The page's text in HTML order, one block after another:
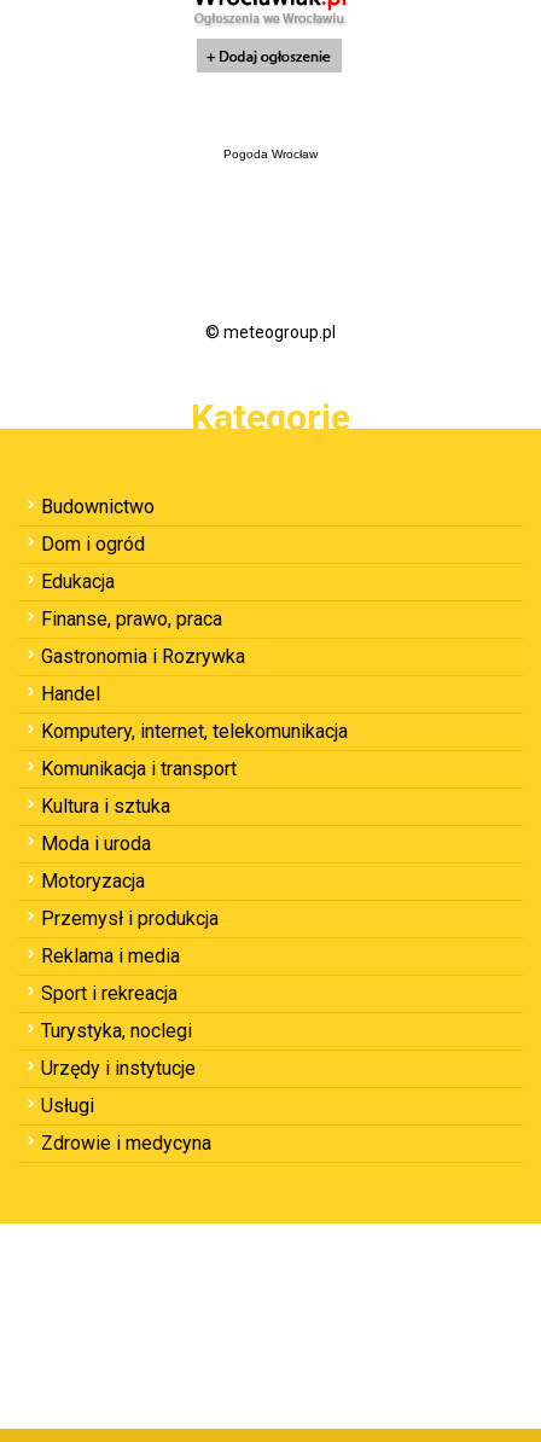
Pogoda Wrocław
© meteogroup.pl
Kategorie
Budownictwo
Dom i ogród
Edukacja
Finanse, prawo, praca
Gastronomia i Rozrywka
Handel
Komputery, internet, telekomunikacja
Komunikacja i transport
Kultura i sztuka
Moda i uroda
Motoryzacja
Przemysł i produkcja
Reklama i media
Sport i rekreacja
Turystyka, noclegi
Urzędy i instytucje
Usługi
Zdrowie i medycyna